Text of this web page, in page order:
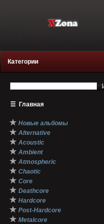
Категории
☰ Главная
★ Новые альбомы
★ Alternative
★ Acoustic
★ Ambient
★ Atmospheric
★ Chaotic
★ Core
★ Deathcore
★ Hardcore
★ Post-Hardcore
★ Metalcore